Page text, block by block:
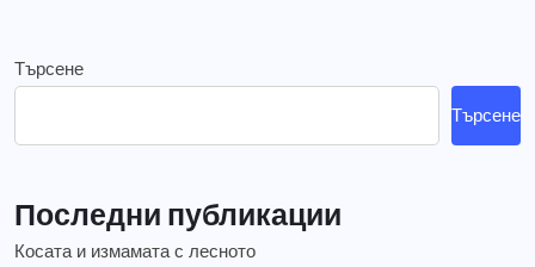
Търсене
Търсене
Последни публикации
Косата и измамата с лесното